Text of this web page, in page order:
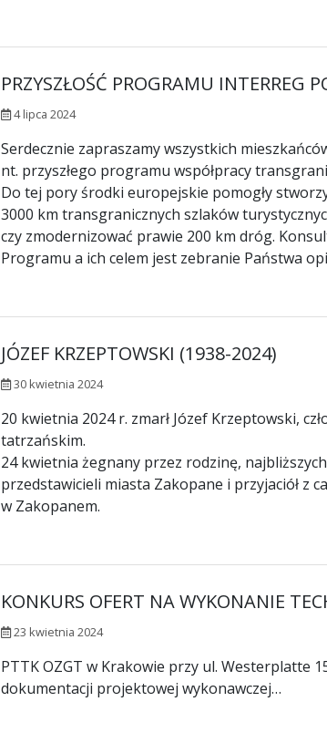
PRZYSZŁOŚĆ PROGRAMU INTERREG
4 lipca 2024
Serdecznie zapraszamy wszystkich
nt. przyszłego programu współpracy
Do tej pory środki europejskie pomogły
3000 km transgranicznych szlaków
czy zmodernizować prawie 200 km dróg.
Programu a ich celem jest zebranie Państwa
JÓZEF KRZEPTOWSKI (1938-2024)
30 kwietnia 2024
20 kwietnia 2024 r. zmarł Józef Krzeptowski,
tatrzańskim.
24 kwietnia żegnany przez rodzinę,
przedstawicieli miasta Zakopane i przyjaciół z
w Zakopanem.
KONKURS OFERT NA WYKONANIE
23 kwietnia 2024
PTTK OZGT w Krakowie przy ul. Westerplatte
dokumentacji projektowej wykonawczej…